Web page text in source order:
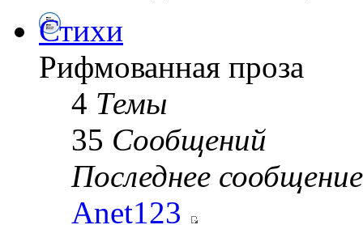
Стихи
Рифмованная проза
4 Темы
35 Сообщений
Последнее сообщение
Anet123